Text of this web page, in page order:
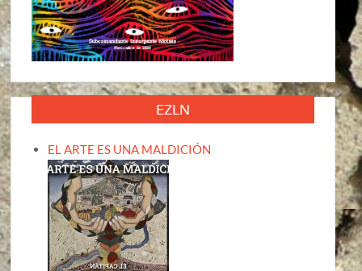
EZLN
EL ARTE ES UNA MALDICIÓN